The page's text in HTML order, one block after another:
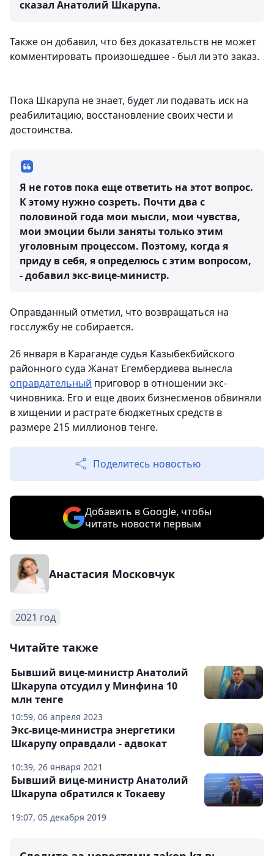
сказал Анатолий Шкарупа.
Также он добавил, что без доказательств не может
комментировать произошедшее - был ли это заказ.
Пока Шкарупа не знает, будет ли подавать иск на
реабилитацию, восстановление своих чести и
достоинства.
Я не готов пока еще ответить на этот вопрос.
К этому нужно созреть. Почти два с
половиной года мои мысли, мои чувства,
мои эмоции были заняты только этим
уголовным процессом. Поэтому, когда я
приду в себя, я определюсь с этим вопросом,
- добавил экс-вице-министр.
Оправданный отметил, что возвращаться на
госслужбу не собирается.
26 января в Караганде судья Казыбекбийского
районного суда Жанат Егембердиева вынесла
оправдательный приговор в отношении экс-
чиновника. Его и еще двоих бизнесменов обвиняли
в хищении и растрате бюджетных средств в
размере 215 миллионов тенге.
Поделитесь новостью
Добавить в Google, чтобы
читать новости первым
Анастасия Московчук
2021 год
Читайте также
10:59, 06 апреля 2023
Бывший вице-министр Анатолий
Шкарупа отсудил у Минфина 10
млн тенге
10:39, 26 января 2021
Экс-вице-министра энергетики
Шкарупу оправдали - адвокат
19:07, 05 декабря 2019
Бывший вице-министр Анатолий
Шкарупа обратился к Токаеву